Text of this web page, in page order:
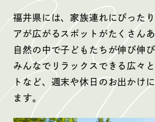
福井県には、家族連れにぴった
アが広がるスポットがたくさんあ
自然の中で子どもたちが伸び伸
みんなでリラックスできる広々
トなど、週末や休日のお出かけ
ます。